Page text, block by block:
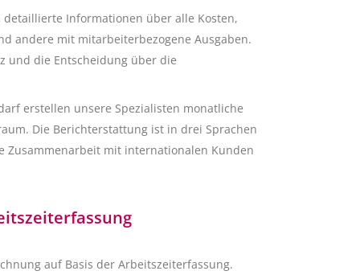
detaillierte Informationen über alle Kosten,
andere mit mitarbeiterbezogene Ausgaben.
und die Entscheidung über die
erstellen unsere Spezialisten monatliche
Die Berichterstattung ist in drei Sprachen
Zusammenarbeit mit internationalen Kunden
auf Basis der Arbeitszeiterfassung.